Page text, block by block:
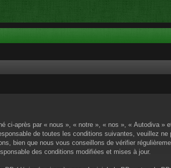
ci-après par « nous », « notre », « nos », « Autodiva
de toutes les conditions suivantes, veuillez
bien que nous vous conseillons de vérifier
des conditions modifiées et mises à jour.